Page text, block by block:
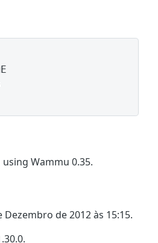
Wammu 0.35.
de 2012 às 15:15.